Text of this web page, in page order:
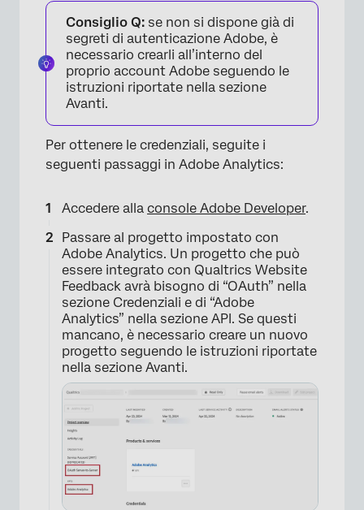
Consiglio Q: se non si dispone già di
segreti di autenticazione Adobe, è
necessario crearli all’interno del
proprio account Adobe seguendo le
istruzioni riportate nella sezione
Avanti.
Per ottenere le credenziali, seguite i
seguenti passaggi in Adobe Analytics:
Accedere alla console Adobe Developer.
Passare al progetto impostato con
Adobe Analytics. Un progetto che può
essere integrato con Qualtrics Website
Feedback avrà bisogno di “OAuth” nella
sezione Credenziali e di “Adobe
Analytics” nella sezione API. Se questi
mancano, è necessario creare un nuovo
progetto seguendo le istruzioni riportate
nella sezione Avanti.